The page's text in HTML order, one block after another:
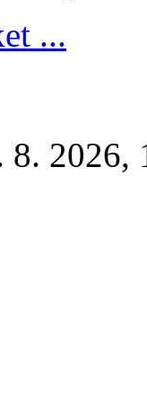
...
8. 2026,